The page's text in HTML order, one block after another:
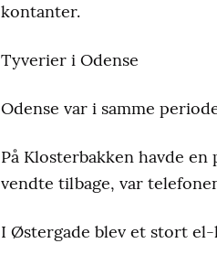
kontanter.
Tyverier i Odense
Odense var i samme
På Klosterbakken havde
vendte tilbage, var
I Østergade blev et stort